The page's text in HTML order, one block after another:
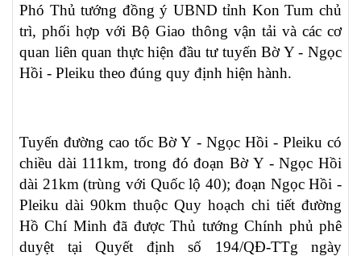
Phó Thủ tướng đồng ý UBND tỉnh Kon Tum chủ
trì, phối hợp với Bộ Giao thông vận tải và các cơ
quan liên quan thực hiện đầu tư tuyến Bờ Y - Ngọc
Hồi - Pleiku theo đúng quy định hiện hành.
Tuyến đường cao tốc Bờ Y - Ngọc Hồi - Pleiku có
chiều dài 111km, trong đó đoạn Bờ Y - Ngọc Hồi
dài 21km (trùng với Quốc lộ 40); đoạn Ngọc Hồi -
Pleiku dài 90km thuộc Quy hoạch chi tiết đường
Hồ Chí Minh đã được Thủ tướng Chính phủ phê
duyệt tại Quyết định số 194/QĐ-TTg ngày